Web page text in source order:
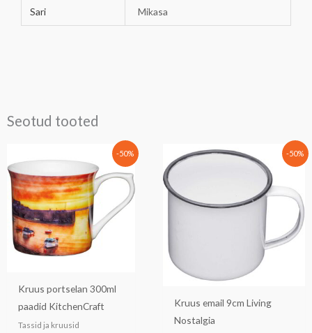
Sari Mikasa
Seotud tooted
-50%
Kruus portselan 300ml
paadid KitchenCraft
Tassid ja kruusid
hind
8,90 €.
hind
4,45 €.
-50%
Kruus email 9cm Living
Nostalgia
AlgnePraegune
hind